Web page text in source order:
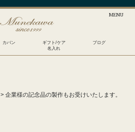
カバン
ギフト/ケア
名入れ
ブログ
> 企業様の記念品の製作もお受けいたします。